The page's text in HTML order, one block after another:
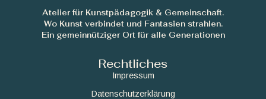
Atelier für Kunstpädagogik & Gemeinschaft.
Wo Kunst verbindet und Fantasien strahlen.
Ein gemeinnütziger Ort für alle Generationen
Rechtliches
Impressum
Datenschutzerklärung